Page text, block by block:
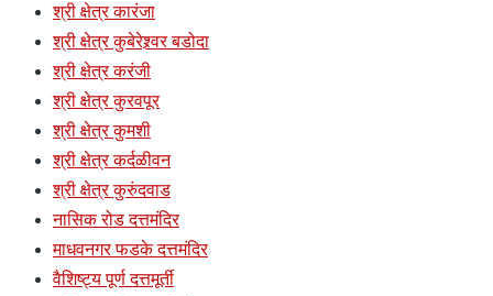
श्री क्षेत्र कारंजा
श्री क्षेत्र कुबेरेश्र्वर बडोदा
श्री क्षेत्र करंजी
श्री क्षेत्र कुरवपूर
श्री क्षेत्र कुमशी
श्री क्षेत्र कर्दळीवन
श्री क्षेत्र कुरुंदवाड
नासिक रोड दत्तमंदिर
माधवनगर फडके दत्तमंदिर
वैशिष्ट्य पूर्ण दत्तमूर्ती